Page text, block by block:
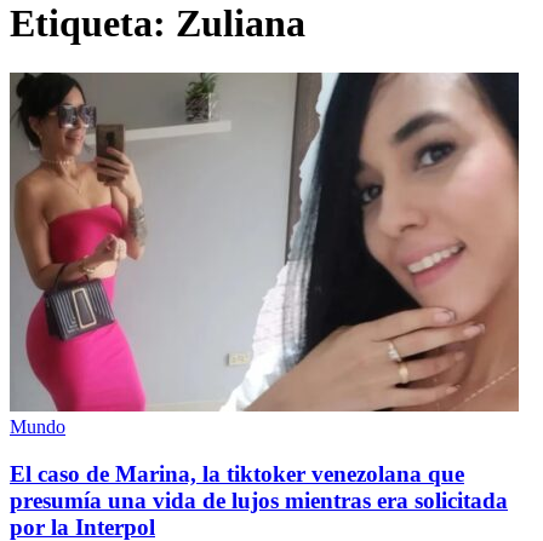
Etiqueta: Zuliana
Mundo
El caso de Marina, la tiktoker venezolana que
presumía una vida de lujos mientras era solicitada
por la Interpol